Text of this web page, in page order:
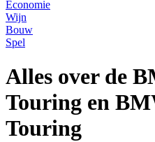
Economie
Wijn
Bouw
Spel
Alles over de
Touring en
Touring